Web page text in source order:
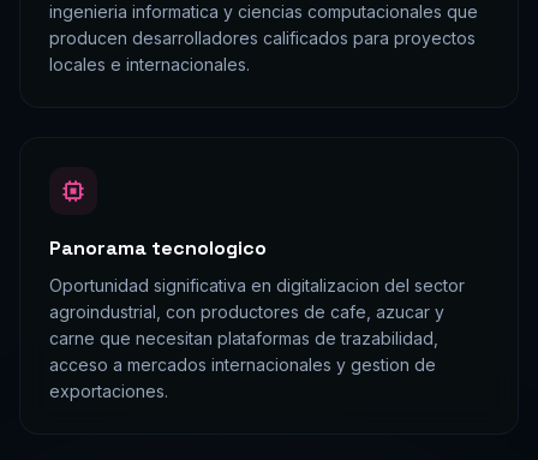
ingenieria informatica y ciencias computacionales que
producen desarrolladores calificados para proyectos
locales e internacionales.
Panorama tecnologico
Oportunidad significativa en digitalizacion del sector
agroindustrial, con productores de cafe, azucar y
carne que necesitan plataformas de trazabilidad,
acceso a mercados internacionales y gestion de
exportaciones.